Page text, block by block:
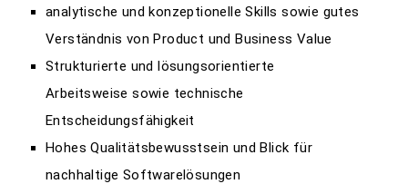
analytische und konzeptionelle Skills sowie gutes
Verständnis von Product und Business Value
Strukturierte und lösungsorientierte
Arbeitsweise sowie technische
Entscheidungsfähigkeit
Hohes Qualitätsbewusstsein und Blick für
nachhaltige Softwarelösungen